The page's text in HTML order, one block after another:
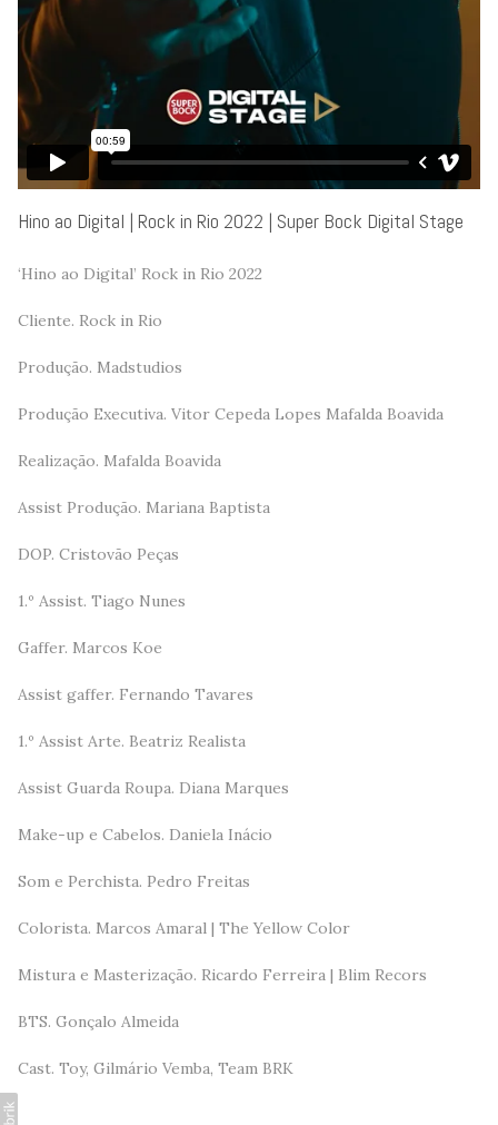
Hino ao Digital | Rock in Rio 2022 | Super Bock Digital Stage
‘Hino ao Digital’ Rock in Rio 2022
Cliente. Rock in Rio
Produção. Madstudios
Produção Executiva. Vitor Cepeda Lopes Mafalda Boavida
Realização. Mafalda Boavida
Assist Produção. Mariana Baptista
DOP. Cristovão Peças
1.º Assist. Tiago Nunes
Gaffer. Marcos Koe
Assist gaffer. Fernando Tavares
1.º Assist Arte. Beatriz Realista
Assist Guarda Roupa. Diana Marques
Make-up e Cabelos. Daniela Inácio
Som e Perchista. Pedro Freitas
Colorista. Marcos Amaral | The Yellow Color
Mistura e Masterização. Ricardo Ferreira | Blim Recors
BTS. Gonçalo Almeida
Cast. Toy, Gilmário Vemba, Team BRK